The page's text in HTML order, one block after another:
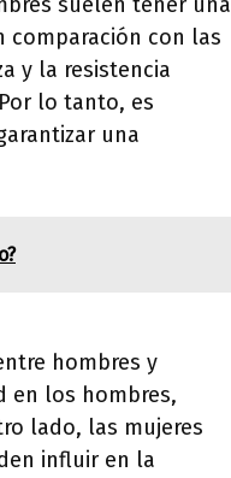
comparación con las
y la resistencia
lo tanto, es
una
hombres y
en los hombres,
lado, las mujeres
influir en la